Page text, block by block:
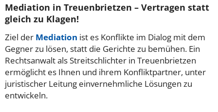
Mediation in Treuenbrietzen – Vertragen statt
gleich zu Klagen!
Ziel der Mediation ist es Konflikte im Dialog mit dem
Gegner zu lösen, statt die Gerichte zu bemühen. Ein
Rechtsanwalt als Streitschlichter in Treuenbrietzen
ermöglicht es Ihnen und ihrem Konfliktpartner, unter
juristischer Leitung einvernehmliche Lösungen zu
entwickeln.